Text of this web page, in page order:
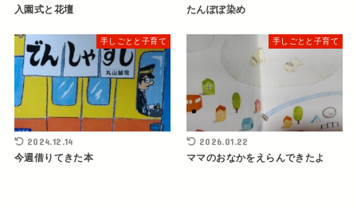
入園式と花壇 たんぽぽ染め
手しごとと子育て
2024.12.14
今週借りてきた本
手しごとと子育て
2026.01.22
ママのおなかをえらんできたよ